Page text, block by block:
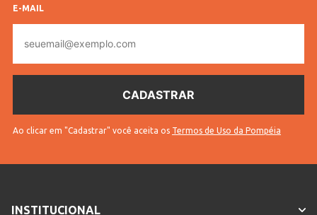
E-MAIL
mail
Ao clicar em "Cadastrar" você aceita os Termos de Uso da Pompéia
INSTITUCIONAL